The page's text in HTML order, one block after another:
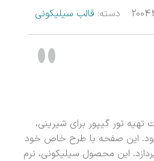
دسته: قالب سیلیکونی
تور گیپور برای شیرینی،
این صفحه با طرح خاص خود
این محصول سیلیکونی، نرم